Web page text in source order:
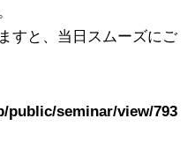
すと、当日スムーズにご
seminar/view/793